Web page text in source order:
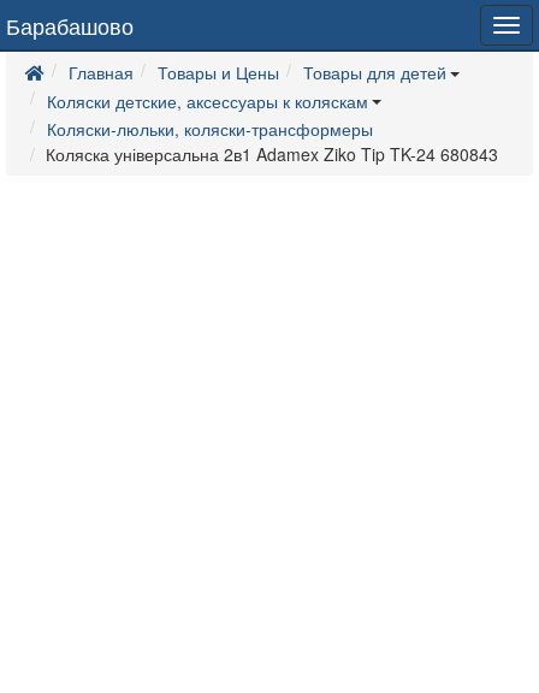
Барабашово
Главная Товары и Цены
Товары для детей
Коляски детские, аксессуары к коляскам
Коляски-люльки, коляски-трансформеры
Коляска універсальна 2в1 Adamex Ziko Tip TK-24 680843